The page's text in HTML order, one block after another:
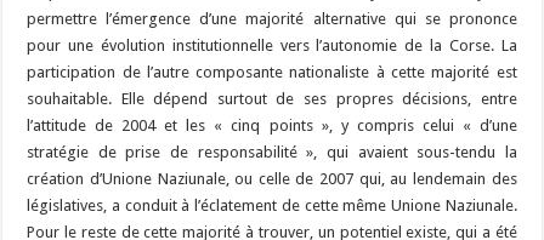
permettre l’émergence d’une majorité alternative qui se prononce
pour une évolution institutionnelle vers l’autonomie de la Corse. La
participation de l’autre composante nationaliste à cette majorité est
souhaitable. Elle dépend surtout de ses propres décisions, entre
l’attitude de 2004 et les « cinq points », y compris celui « d’une
stratégie de prise de responsabilité », qui avaient sous-tendu la
création d’Unione Naziunale, ou celle de 2007 qui, au lendemain des
législatives, a conduit à l’éclatement de cette même Unione Naziunale.
Pour le reste de cette majorité à trouver, un potentiel existe, qui a été